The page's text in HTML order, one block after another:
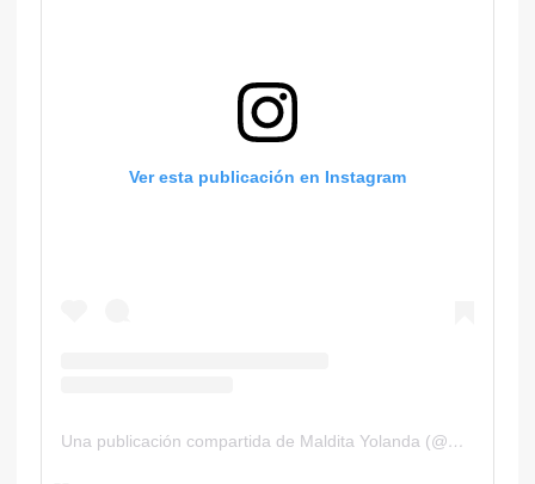
Ver esta publicación en Instagram
Una publicación compartida de Maldita Yolanda (@malditayolanda)